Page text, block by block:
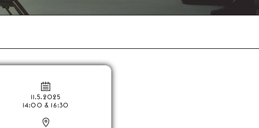
11.5.2025
14:00 & 16:30